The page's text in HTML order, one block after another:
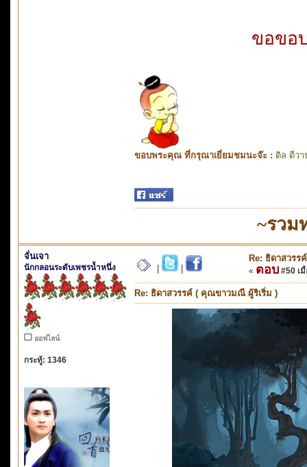
ขอขอ
ขอบพระคุณ ที่กรุณาเยี่ยมชมนะจ๊ะ : ดิล ดีวา
~รวม
จั่นเจา
นักกลอนระดับเพชรน้ำหนึ่ง
ออฟไลน์
กระทู้: 1346
Re: ธิดาสวร
« ตอบ #50 เ
Re: ธิดาสวรรค์ ( คุณขาวมณี ผู้ริเริ่ม )